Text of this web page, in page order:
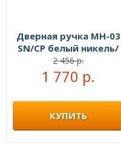
Дверная ручка MH-03
SN/CP белый никель/
полированный хром
2 456 р.
1 770 р.
КУПИТЬ